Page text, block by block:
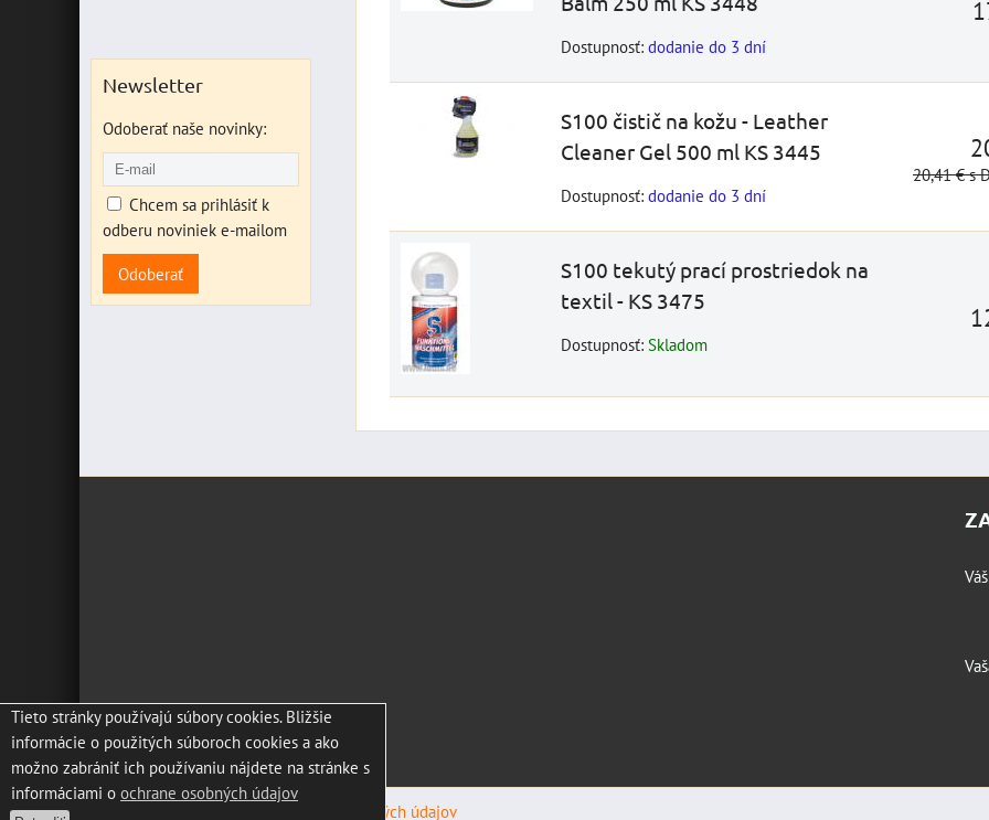
Dostupnosť: dodanie do 3 dní
S100 čistič na kožu - Leather
Cleaner Gel 500 ml KS 3445
Dostupnosť: dodanie do 3 dní
20,41 €s
S100 tekutý prací prostriedok na
textil - KS 3475
Dostupnosť: Skladom
Newsletter
Odoberať naše novinky:
Chcem sa prihlásiť k
odberu noviniek e-mailom
Odoberať
Zásady ochrany osobných údajov
Tieto stránky používajú súbory cookies. Bližšie
informácie o použitých súboroch cookies a ako
možno zabrániť ich používaniu nájdete na stránke s
informáciami o ochrane osobných údajov